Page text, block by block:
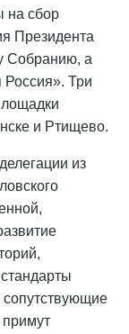
на сбор
Президента
Собранию, а
Три
и Ртищево.
из
сопутствующие